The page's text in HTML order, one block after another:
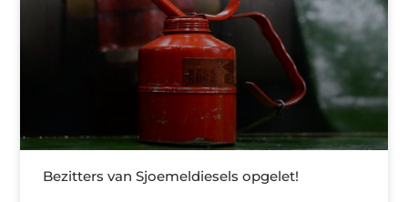
Bezitters van Sjoemeldiesels opgelet!